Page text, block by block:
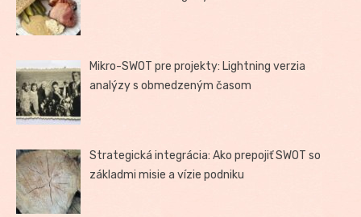
Mikro-SWOT pre projekty: Lightning verzia
analýzy s obmedzeným časom
Strategická integrácia: Ako prepojiť SWOT so
základmi misie a vízie podniku